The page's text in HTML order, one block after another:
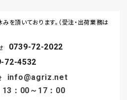
0739-72-2022
info@agriz.net
：00～17：00
72-4532
みを頂いております。（受注・出荷業務は